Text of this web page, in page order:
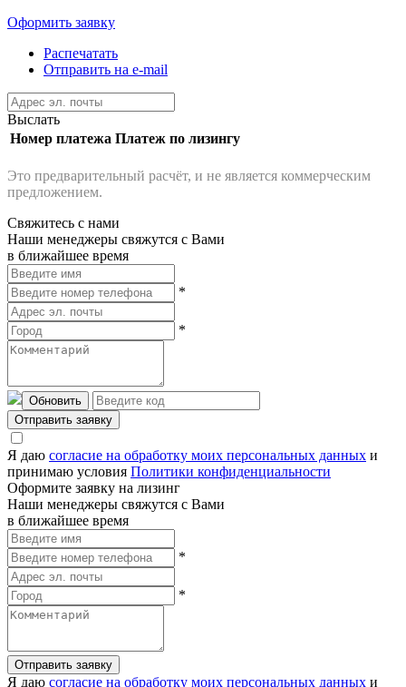
Оформить заявку
Распечатать
Отправить на e-mail
Выслать
Номер платежа Платеж по лизингу
Это предварительный расчёт, и не является коммерческим
предложением.
Свяжитесь с нами
Наши менеджеры свяжутся с Вами
в ближайшее время
*
*
Обновить
Отправить заявку
Я даю согласие на обработку моих персональных данных и
принимаю условия Политики конфиденциальности
Оформите заявку на лизинг
Наши менеджеры свяжутся с Вами
в ближайшее время
*
*
Отправить заявку
Я даю согласие на обработку моих персональных данных и